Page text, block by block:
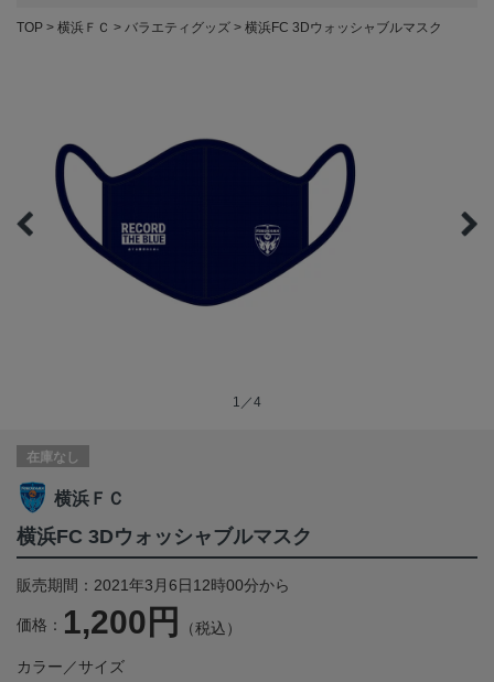
TOP 横浜ＦＣ バラエティグッズ 横浜FC 3Dウォッシャブルマスク
1／4
在庫なし
横浜ＦＣ
横浜FC 3Dウォッシャブルマスク
販売期間：2021年3月6日12時00分から
価格： 1,200円 （税込）
カラー／サイズ